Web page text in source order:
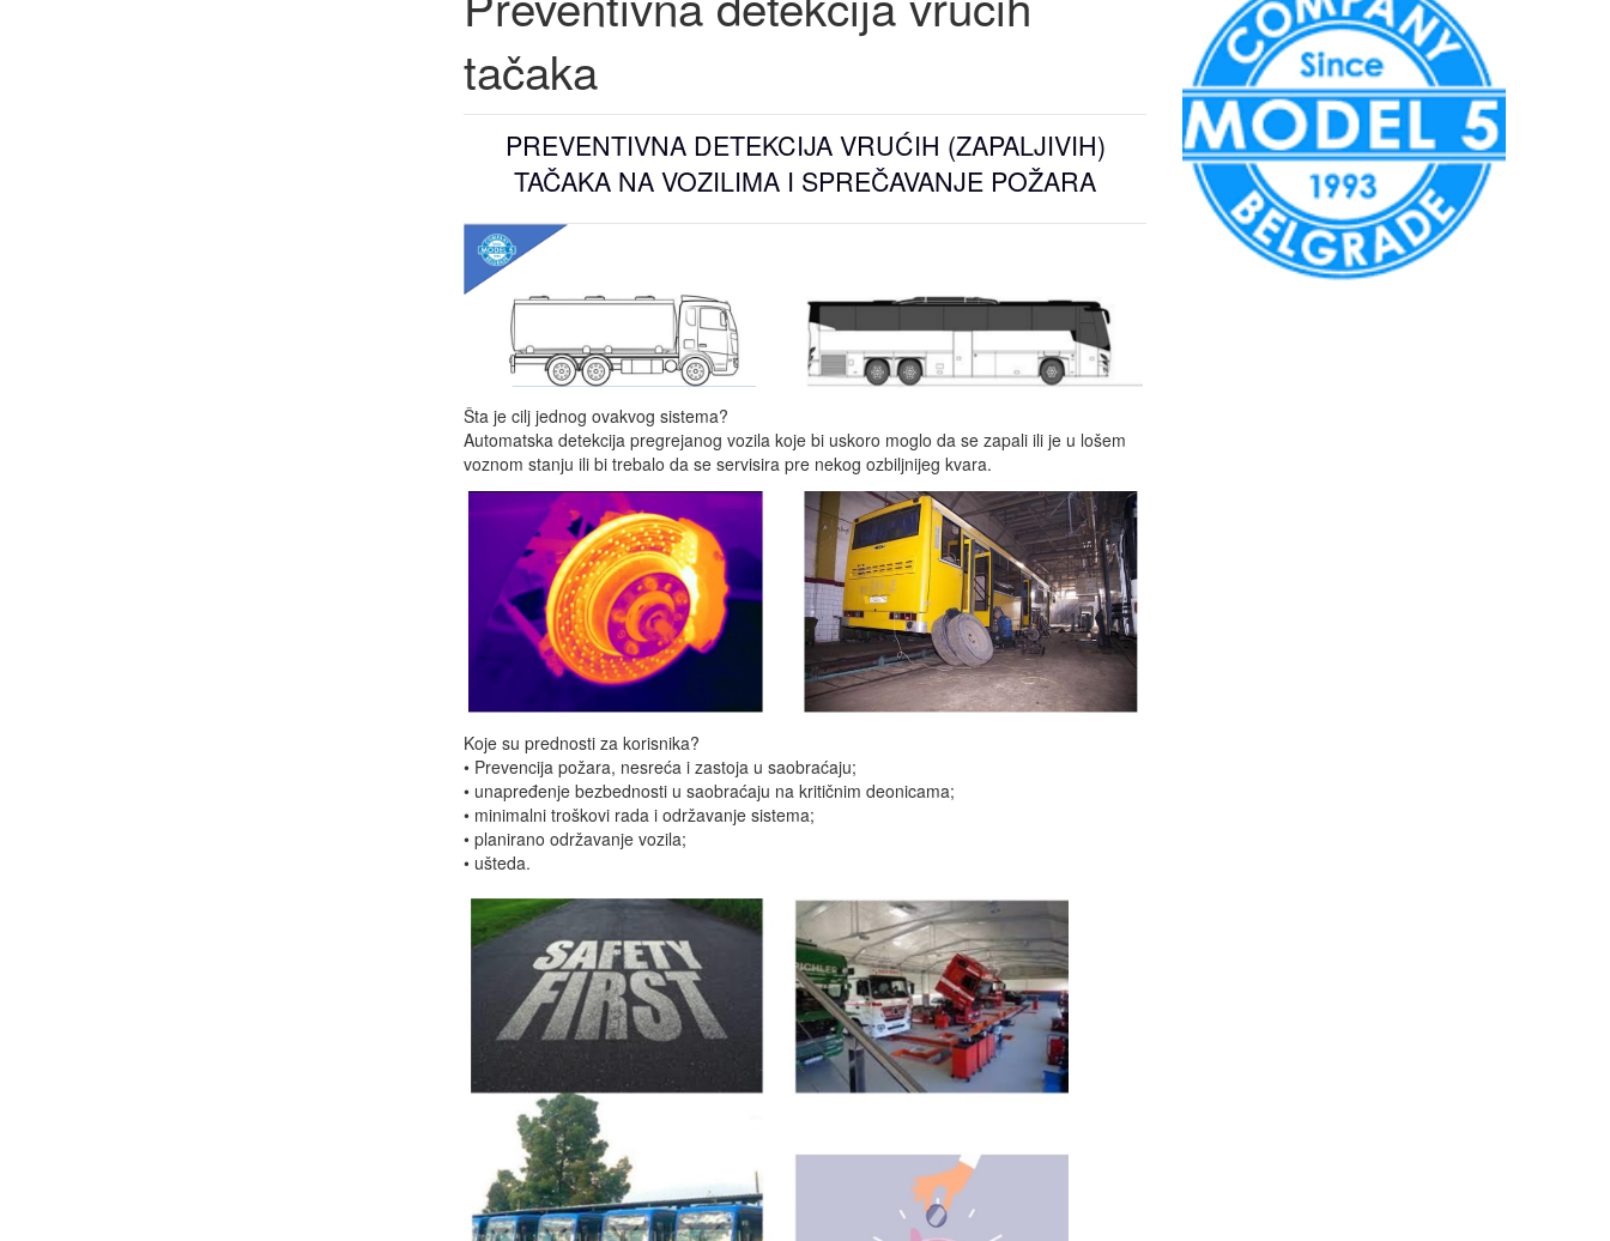
tačaka
PREVENTIVNA DETEKCIJA VRUĆIH (ZAPALJIVIH)
TAČAKA NA VOZILIMA I SPREČAVANJE POŽARA
Šta je cilj jednog ovakvog sistema?
Automatska detekcija pregrejanog vozila koje bi uskoro moglo da se zapali ili je u lošem
voznom stanju ili bi trebalo da se servisira pre nekog ozbiljnijeg kvara.
Koje su prednosti za korisnika?
• Prevencija požara, nesreća i zastoja u saobraćaju;
• unapređenje bezbednosti u saobraćaju na kritičnim deonicama;
• minimalni troškovi rada i održavanje sistema;
• planirano održavanje vozila;
• ušteda.